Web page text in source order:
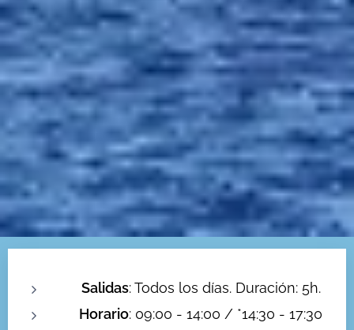
Salidas: Todos los días. Duración: 5h.
Horario: 09:00 - 14:00 / *14:30 - 17:30